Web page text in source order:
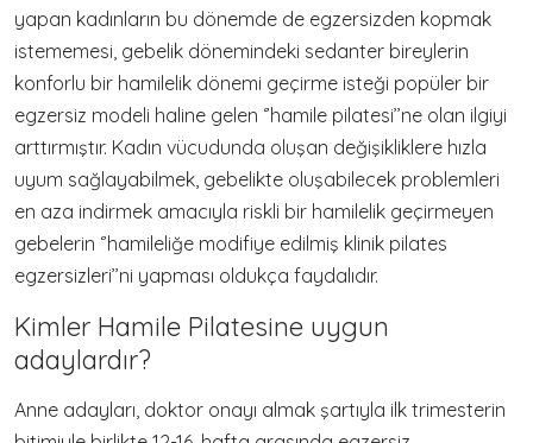
yapan kadınların bu dönemde de egzersizden kopmak
istememesi, gebelik dönemindeki sedanter bireylerin
konforlu bir hamilelik dönemi geçirme isteği popüler bir
egzersiz modeli haline gelen ‘’hamile pilatesi’’ne olan ilgiyi
arttırmıştır. Kadın vücudunda oluşan değişikliklere hızla
uyum sağlayabilmek, gebelikte oluşabilecek problemleri
en aza indirmek amacıyla riskli bir hamilelik geçirmeyen
gebelerin ‘’hamileliğe modifiye edilmiş klinik pilates
egzersizleri’’ni yapması oldukça faydalıdır.
Kimler Hamile Pilatesine uygun
adaylardır?
Anne adayları, doktor onayı almak şartıyla ilk trimesterin